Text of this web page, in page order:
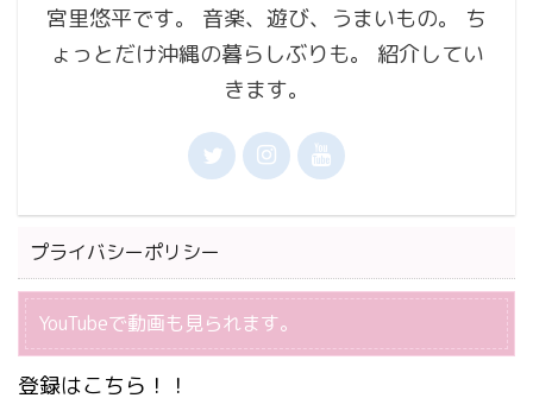
宮里悠平です。 音楽、遊び、うまいもの。 ち
ょっとだけ沖縄の暮らしぶりも。 紹介してい
きます。
プライバシーポリシー
YouTubeで動画も見られます。
登録はこちら！！